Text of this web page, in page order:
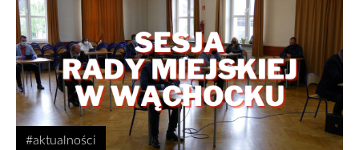
#aktualności